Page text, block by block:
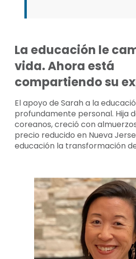
La educación le
vida. Ahora está
compartiendo su
El apoyo de Sarah a la
profundamente personal. Hija
coreanos, creció con
precio reducido en Nueva
educación la transformación